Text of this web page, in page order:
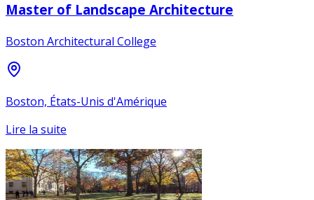
Master of Landscape Architecture
Boston Architectural College
Boston, États-Unis d'Amérique
Lire la suite